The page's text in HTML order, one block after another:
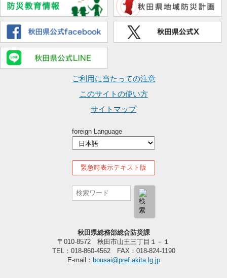
ご利用に当たっての注意
このサイトの使い方
サイトマップ
foreign Language
緊急時表示テキスト版
秋田県総務部総合防災課
〒010-8572 秋田市山王三丁目１－１
TEL：018-860-4562 FAX：018-824-1190
E-mail： bousai@pref.akita.lg.jp